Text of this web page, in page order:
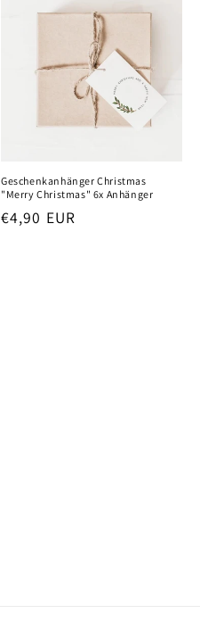
Geschenkanhänger Christmas
"Merry Christmas" 6x Anhänger
Regular
€4,90 EUR